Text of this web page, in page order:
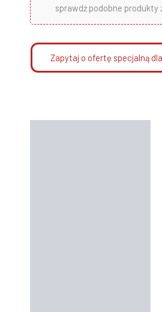
sprawdź podobne produkty
Zapytaj o ofertę specjalną